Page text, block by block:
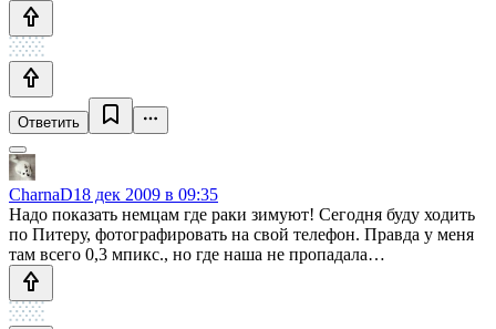
Ответить
CharnaD18 дек 2009 в 09:35
Надо показать немцам где раки зимуют! Сегодня буду ходить
по Питеру, фотографировать на свой телефон. Правда у меня
там всего 0,3 мпикс., но где наша не пропадала…